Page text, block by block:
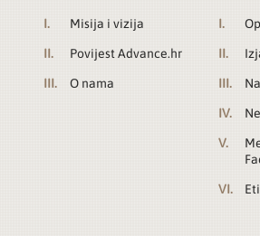
Misija i vizija
Povijest Advance.hr
O nama